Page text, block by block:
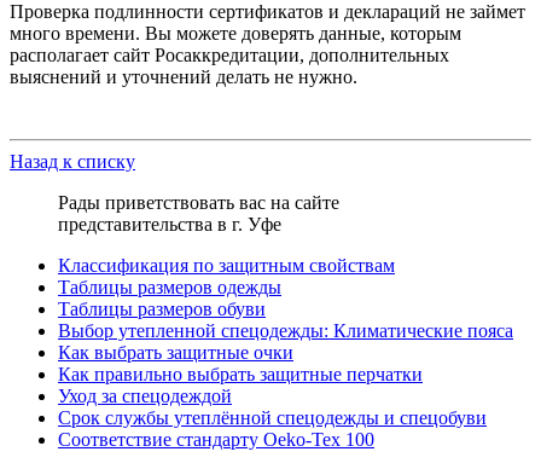
Проверка подлинности сертификатов и деклараций не займет
много времени. Вы можете доверять данные, которым
располагает сайт Росаккредитации, дополнительных
выяснений и уточнений делать не нужно.
Назад к списку
Рады приветствовать вас на сайте
представительства в г. Уфе
Классификация по защитным свойствам
Таблицы размеров одежды
Таблицы размеров обуви
Выбор утепленной спецодежды: Климатические пояса
Как выбрать защитные очки
Как правильно выбрать защитные перчатки
Уход за спецодеждой
Срок службы утеплённой спецодежды и спецобуви
Соответствие стандарту Oeko-Tex 100